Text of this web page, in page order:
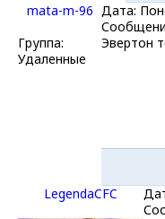
mata-m-96 Дата:
Группа:
Удаленные
Эвертон
LegendaCFC